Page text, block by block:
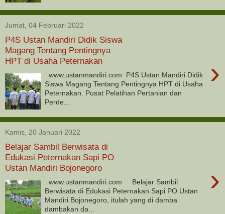
Jumat, 04 Februari 2022
P4S Ustan Mandiri Didik Siswa
Magang Tentang Pentingnya
HPT di Usaha Peternakan
›
www.ustanmandiri.com P4S Ustan Mandiri Didik
Siswa Magang Tentang Pentingnya HPT di Usaha
Peternakan. Pusat Pelatihan Pertanian dan
Perde...
Kamis, 20 Januari 2022
Belajar Sambil Berwisata di
Edukasi Peternakan Sapi PO
Ustan Mandiri Bojonegoro
›
www.ustanmandiri.com Belajar Sambil
Berwisata di Edukasi Peternakan Sapi PO Ustan
Mandiri Bojonegoro, itulah yang di damba
dambakan da...